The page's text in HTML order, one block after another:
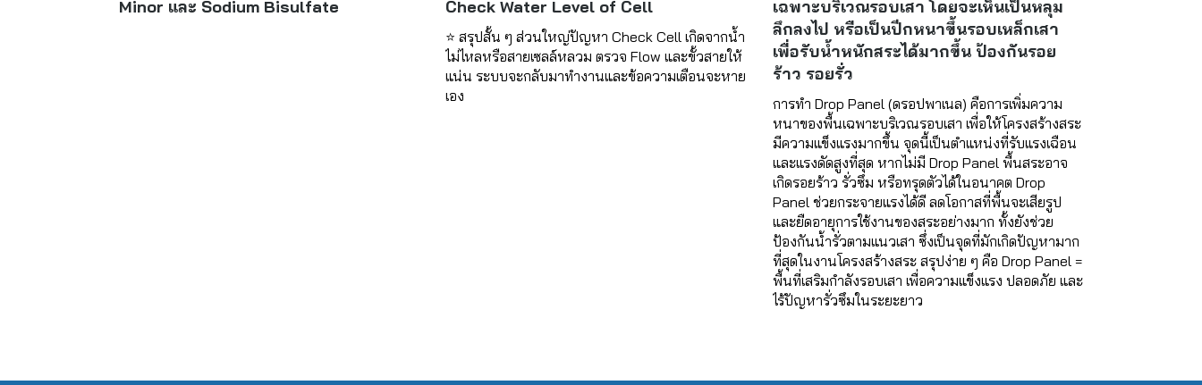
Minor และ Sodium Bisulfate
Check Water Level of Cell
⭐ สรุปสั้น ๆ ส่วนใหญ่ปัญหา Check Cell เกิดจากน้ำ
ไม่ไหลหรือสายเซลล์หลวม ตรวจ Flow และขั้วสายให้
แน่น ระบบจะกลับมาทำงานและข้อความเตือนจะหาย
เอง
เฉพาะบริเวณรอบเสา โดยจะเห็นเป็นหลุม
ลึกลงไป หรือเป็นปีกหนาขึ้นรอบเหล็กเสา
เพื่อรับน้ำหนักสระได้มากขึ้น ป้องกันรอย
ร้าว รอยรั่ว
การทำ Drop Panel (ดรอปพาเนล) คือการเพิ่มความ
หนาของพื้นเฉพาะบริเวณรอบเสา เพื่อให้โครงสร้างสระ
มีความแข็งแรงมากขึ้น จุดนี้เป็นตำแหน่งที่รับแรงเฉือน
และแรงดัดสูงที่สุด หากไม่มี Drop Panel พื้นสระอาจ
เกิดรอยร้าว รั่วซึม หรือทรุดตัวได้ในอนาคต Drop
Panel ช่วยกระจายแรงได้ดี ลดโอกาสที่พื้นจะเสียรูป
และยืดอายุการใช้งานของสระอย่างมาก ทั้งยังช่วย
ป้องกันน้ำรั่วตามแนวเสา ซึ่งเป็นจุดที่มักเกิดปัญหามาก
ที่สุดในงานโครงสร้างสระ สรุปง่าย ๆ คือ Drop Panel =
พื้นที่เสริมกำลังรอบเสา เพื่อความแข็งแรง ปลอดภัย และ
ไร้ปัญหารั่วซึมในระยะยาว